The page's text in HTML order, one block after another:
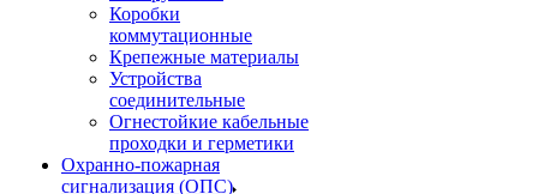
Коробки
коммутационные
Крепежные материалы
Устройства
соединительные
Огнестойкие кабельные
проходки и герметики
Охранно-пожарная
сигнализация (ОПС)